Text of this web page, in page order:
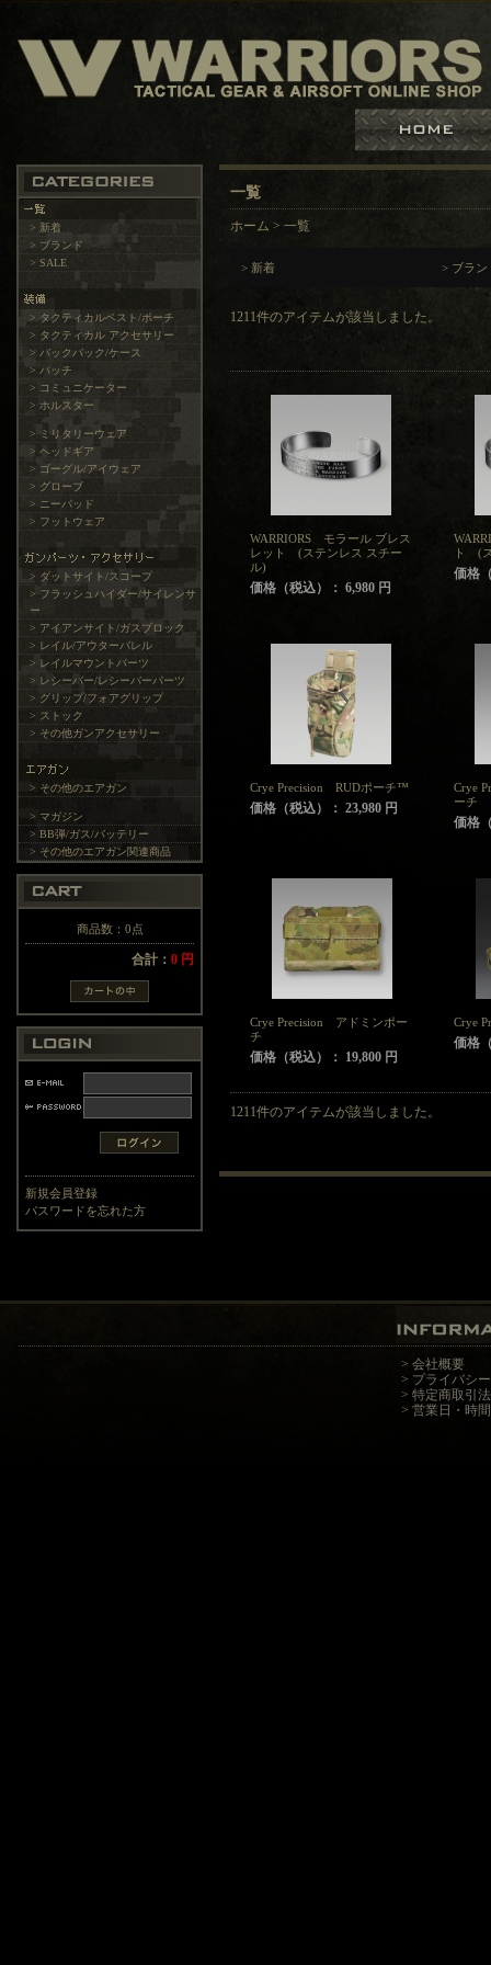
> 新着
> ブランド
> SALE
> タクティカルベスト/ポーチ
> タクティカル アクセサリー
> バックパック/ケース
> パッチ
> コミュニケーター
> ホルスター
> ミリタリーウェア
> ヘッドギア
> ゴーグル/アイウェア
> グローブ
> ニーパッド
> フットウェア
> ダットサイト/スコープ
> フラッシュハイダー/サイレンサ
ー
> アイアンサイト/ガスブロック
> レイル/アウターバレル
> レイルマウントパーツ
> レシーバー/レシーバーパーツ
> グリップ/フォアグリップ
> ストック
> その他ガンアクセサリー
> その他のエアガン
> マガジン
> BB弾/ガス/バッテリー
> その他のエアガン関連商品
商品数：0点
合計： 0 円
新規会員登録
パスワードを忘れた方
一覧
ホーム > 一覧
> 新着 > ブラン
1211件のアイテムが該当しました。
WARRIORS モラール ブレス
レット (ステンレス スチー
ル)
価格（税込）： 6,980 円
ト (
価格
Crye Precision RUDポーチ™
価格（税込）： 23,980 円
Crye
ーチ
価格
Crye Precision アドミンポー
チ
価格（税込）： 19,800 円
Crye
価格
1211件のアイテムが該当しました。
> 会社概要
> プライバシ
> 特定商取引
> 営業日・時